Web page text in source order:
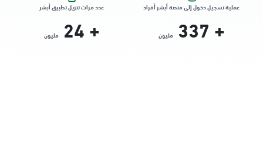
عملية تسجيل دخول إلى منصة أبشر أفراد
+
337 مليون
عدد مرات تنزيل تطبيق أبشر
+
24 مليون